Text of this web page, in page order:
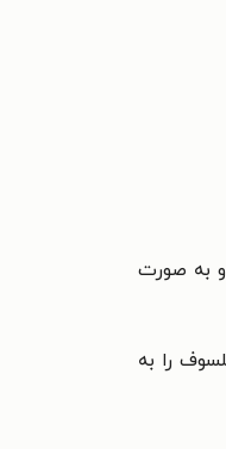
نداد و به صورت
را به